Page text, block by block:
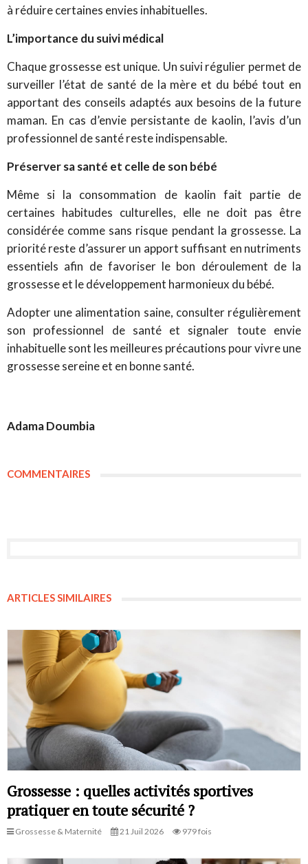
à réduire certaines envies inhabituelles.
L’importance du suivi médical
Chaque grossesse est unique. Un suivi régulier permet de
surveiller l’état de santé de la mère et du bébé tout en
apportant des conseils adaptés aux besoins de la future
maman. En cas d’envie persistante de kaolin, l’avis d’un
professionnel de santé reste indispensable.
Préserver sa santé et celle de son bébé
Même si la consommation de kaolin fait partie de
certaines habitudes culturelles, elle ne doit pas être
considérée comme sans risque pendant la grossesse. La
priorité reste d’assurer un apport suffisant en nutriments
essentiels afin de favoriser le bon déroulement de la
grossesse et le développement harmonieux du bébé.
Adopter une alimentation saine, consulter régulièrement
son professionnel de santé et signaler toute envie
inhabituelle sont les meilleures précautions pour vivre une
grossesse sereine et en bonne santé.
Adama Doumbia
COMMENTAIRES
ARTICLES SIMILAIRES
Grossesse : quelles activités sportives
pratiquer en toute sécurité ?
Grossesse & Maternité 21 Juil 2026 979 fois